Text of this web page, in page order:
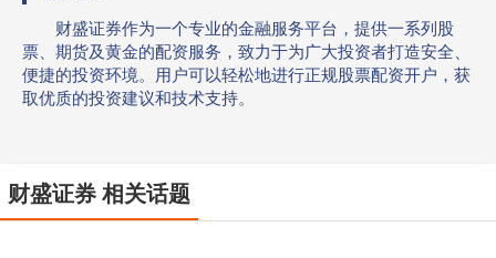
财盛证券作为一个专业的金融服务平台，提供一系列股
票、期货及黄金的配资服务，致力于为广大投资者打造安全、
便捷的投资环境。用户可以轻松地进行正规股票配资开户，获
取优质的投资建议和技术支持。
财盛证券 相关话题